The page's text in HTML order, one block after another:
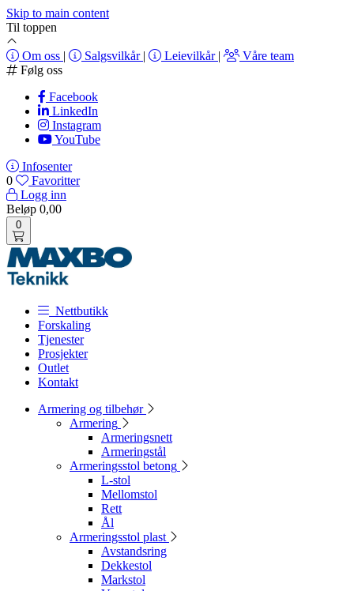
Skip to main content
Til toppen
Om oss | Salgsvilkår | Leievilkår |
Våre team
Følg oss
Facebook
LinkedIn
Instagram
YouTube
Infosenter
0
Favoritter
Logg inn
Beløp 0,00
0
Nettbutikk
Forskaling
Tjenester
Prosjekter
Outlet
Kontakt
Armering og tilbehør
Armering
Armeringsnett
Armeringstål
Armeringsstol betong
L-stol
Mellomstol
Rett
Ål
Armeringsstol plast
Avstandsring
Dekkestol
Markstol